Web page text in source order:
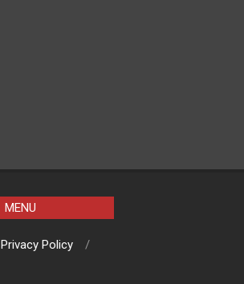
MENU
Privacy Policy